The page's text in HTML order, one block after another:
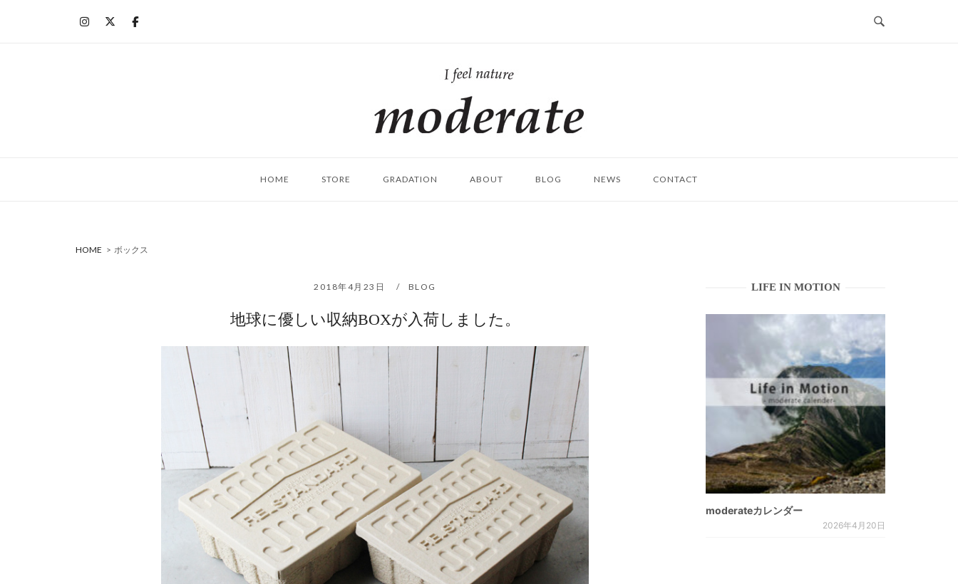
ム
HOME STORE GRADATION ABOUT BLOG NEWS CONTACT
HOME > ボックス
2018年4月23日 BLOG
地球に優しい収納BOXが入荷しました。
LIFE IN MOTION
moderateカレンダー
2026年4月20日